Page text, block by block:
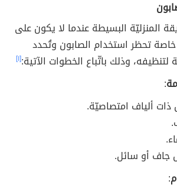
المنزليّة البسيطة عندما لا يكون على
تحظر استخدام الصابون وتُحدد
وذلك باتّباع الخطوات الآتية:[١]
:
ألياف امتصاصيّة.
جاف أو سائل.
: